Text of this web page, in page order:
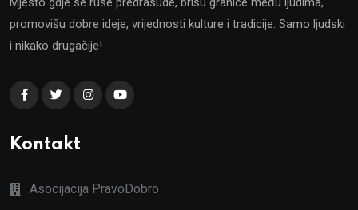
promovišu dobre ideje, vrijednosti kulture i tradicije. Samo ljudski
i nikako drugačije!
Kontakt
Asocijacija PravoDobro